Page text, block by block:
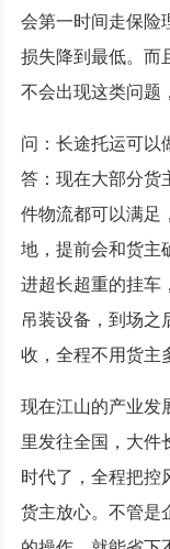
会第一时间走保险
损失降到最低。而
不会出现这类问题
问：长途托运可以
答：现在大部分货
件物流都可以满足
地，提前会和货主
进超长超重的挂车
吊装设备，到场之
收，全程不用货主
现在江山的产业发
里发往全国，大件
时代了，全程把控
货主放心。不管是